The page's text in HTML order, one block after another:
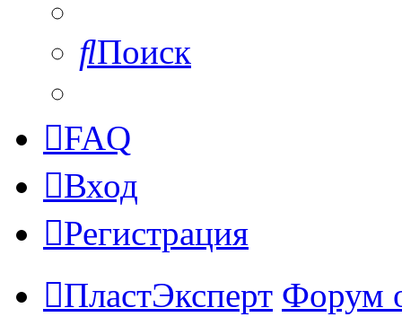
Поиск
FAQ
Вход
Регистрация
ПластЭксперт Форум